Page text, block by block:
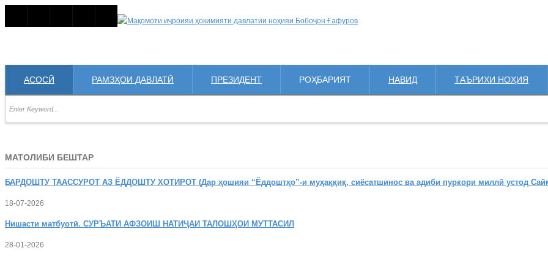
АСОСӢ РАМЗҲОИ ДАВЛАТӢ ПРЕЗИДЕНТ РОҲБАРИЯТ НАВИД ТАЪРИХИ НОҲИЯ
МАТОЛИБИ БЕШТАР
БАРДОШТУ ТААССУРОТ АЗ ЁДДОШТУ ХОТИРОТ (Дар ҳошияи “Ёддоштҳо”-и муҳаққиқ, сиёсатшинос ва адиби пуркори миллӣ устод
18-07-2026
Нишасти матбуотӣ. СУРЪАТИ АФЗОИШ НАТИҶАИ ТАЛОШҲОИ МУТТАСИЛ
28-01-2026